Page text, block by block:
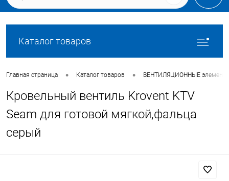
Каталог товаров
Главная страница • Каталог товаров • ВЕНТИЛЯЦИОННЫЕ
Кровельный вентиль Krovent KTV
Seam для готовой мягкой,фальца
серый